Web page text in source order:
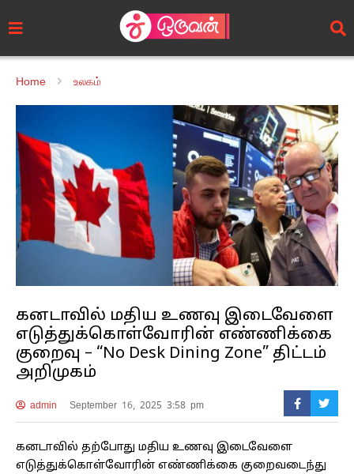
Home உலகம்
கனடாவில் மதிய உணவு இடைவேளை
எடுத்துக்கொள்வோரின் எண்ணிக்கை
குறைவு – “No Desk Dining Zone” திட்டம்
அறிமுகம்
admin September 16, 2025 3:58 pm
கனடாவில் தற்போது மதிய உணவு இடைவேளை
எடுத்துக்கொள்வோரின் எண்ணிக்கை குறைவடைந்து